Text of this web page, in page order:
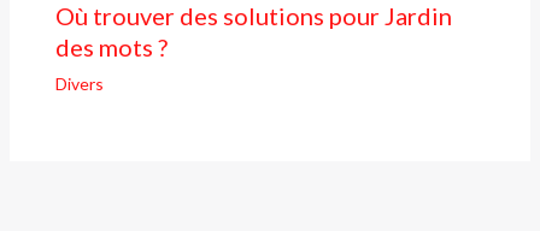
Où trouver des solutions pour Jardin
des mots ?
Divers